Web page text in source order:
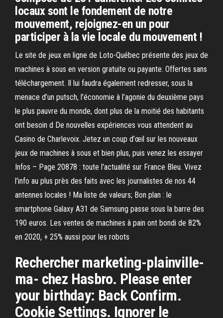
locaux sont le fondement de notre
mouvement, rejoignez-en un pour
participer à la vie locale du mouvement !
Le site de jeux en ligne de Loto-Québec présente des jeux de
machines à sous en version gratuite ou payante. Offertes sans
téléchargement. Il lui faudra également redresser, sous la
menace d’un putsch, l’économie à l’agonie du deuxième pays
le plus pauvre du monde, dont plus de la moitié des habitants
ont besoin d De nouvelles expériences vous attendent au
Casino de Charlevoix. Jetez un coup d’œil sur les nouveaux
jeux de machines à sous et bien plus, puis venez les essayer
Infos – Page 20878 : toute l'actualité sur France Bleu. Vivez
l'info au plus près des faits avec les journalistes de nos 44
antennes locales ! Ma liste de valeurs; Bon plan : le
smartphone Galaxy A31 de Samsung passe sous la barre des
190 euros. Les ventes de machines à pain ont bondi de 82%
en 2020, + 25% aussi pour les robots
Rechercher marketing-plainville-
ma- chez Hasbro. Please enter
your birthday: Back Confirm.
Cookie Settings. Ignorer le